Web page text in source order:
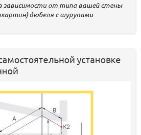
зависимости от типа вашей стены
дюбеля с шурупами
установке